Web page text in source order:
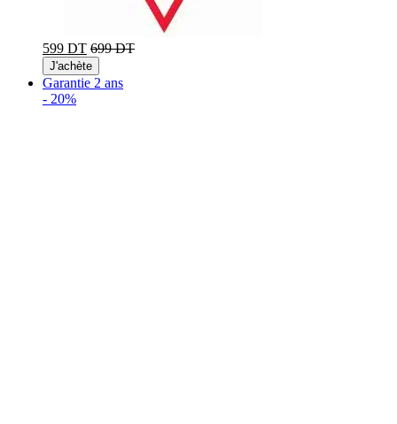
599 DT 699 DT
J'achète
Garantie 2 ans
- 20%